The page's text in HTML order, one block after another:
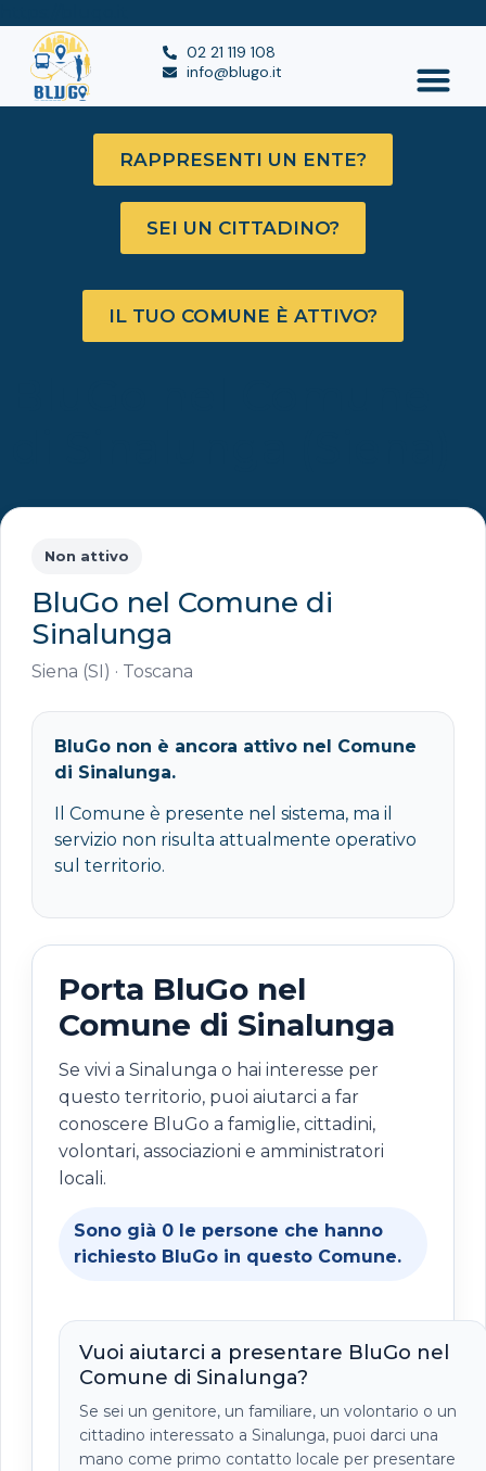
02 21 119 108
info@blugo.it
RAPPRESENTI UN ENTE?
SEI UN CITTADINO?
IL TUO COMUNE È ATTIVO?
Non attivo
BluGo nel Comune di
Sinalunga
Siena (SI) · Toscana
BluGo non è ancora attivo nel Comune
di Sinalunga.
Il Comune è presente nel sistema, ma il
servizio non risulta attualmente operativo
sul territorio.
Porta BluGo nel
Comune di Sinalunga
Se vivi a Sinalunga o hai interesse per
questo territorio, puoi aiutarci a far
conoscere BluGo a famiglie, cittadini,
volontari, associazioni e amministratori
locali.
Sono già 0 le persone che hanno
richiesto BluGo in questo Comune.
Vuoi aiutarci a presentare BluGo nel
Comune di Sinalunga?
Se sei un genitore, un familiare, un volontario o un
cittadino interessato a Sinalunga, puoi darci una
mano come primo contatto locale per presentare